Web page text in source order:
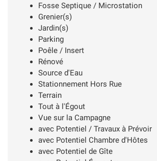
Fosse Septique / Microstation
Grenier(s)
Jardin(s)
Parking
Poêle / Insert
Rénové
Source d'Eau
Stationnement Hors Rue
Terrain
Tout à l'Égout
Vue sur la Campagne
avec Potentiel / Travaux à Prévoir
avec Potentiel Chambre d'Hôtes
avec Potentiel de Gîte